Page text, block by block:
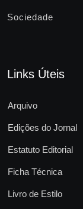
Sociedade
Links Úteis
Arquivo
Edições do Jornal
Estatuto Editorial
Ficha Técnica
Livro de Estilo